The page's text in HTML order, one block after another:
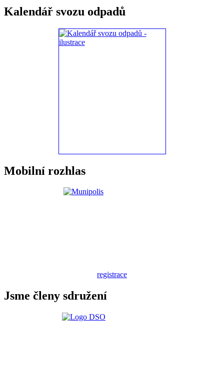
Kalendář svozu odpadů
Mobilní rozhlas
registrace
Jsme členy sdružení